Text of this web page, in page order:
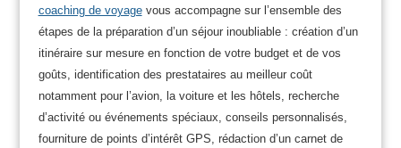
coaching de voyagevous accompagne sur l’ensemble des
étapes de la préparation d’un séjour inoubliable : création d’un
itinéraire sur mesure en fonction de votre budget et de vos
goûts, identification des prestataires au meilleur coût
notamment pour l’avion, la voiture et les hôtels, recherche
d’activité ou événements spéciaux, conseils personnalisés,
fourniture de points d’intérêt GPS, rédaction d’un carnet de